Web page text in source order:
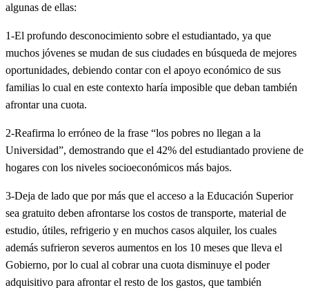
algunas de ellas:
1-El profundo desconocimiento sobre el estudiantado, ya que
muchos jóvenes se mudan de sus ciudades en búsqueda de mejores
oportunidades, debiendo contar con el apoyo económico de sus
familias lo cual en este contexto haría imposible que deban también
afrontar una cuota.
2-Reafirma lo erróneo de la frase “los pobres no llegan a la
Universidad”, demostrando que el 42% del estudiantado proviene de
hogares con los niveles socioeconómicos más bajos.
3-Deja de lado que por más que el acceso a la Educación Superior
sea gratuito deben afrontarse los costos de transporte, material de
estudio, útiles, refrigerio y en muchos casos alquiler, los cuales
además sufrieron severos aumentos en los 10 meses que lleva el
Gobierno, por lo cual al cobrar una cuota disminuye el poder
adquisitivo para afrontar el resto de los gastos, que también